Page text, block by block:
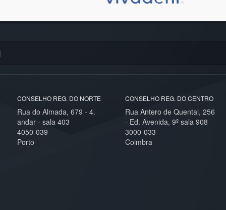
CONSELHO REG. DO NORTE
Rua do Almada, 679 - 4.
andar - sala 403
4050-039
Porto
CONSELHO REG. DO CENTRO
Rua Antero de Quental, 256
- Ed. Avenida, 9º sala 908
3000-033
Coimbra